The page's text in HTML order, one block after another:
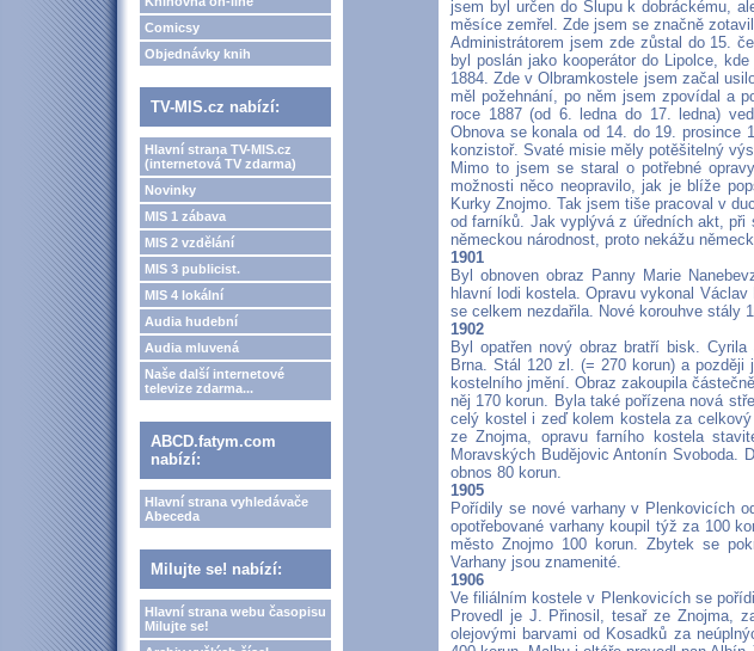
Comicsy
Objednávky knih
TV-MIS.cz nabízí:
Hlavní strana TV-MIS.cz
(internetová TV zdarma)
Novinky
MIS 1 zábava
MIS 2 vzdělání
MIS 3 publicist.
MIS 4 lokální
Audia hudební
Audia mluvená
Naše další internetové
televize zdarma...
ABCD.fatym.com
nabízí:
Hlavní strana vyhledávače
Abeceda
Milujte se! nabízí:
Hlavní strana webu časopisu
Milujte se!
jsem byl určen do Slupu k dobráckému,
měsíce zemřel. Zde jsem se značně
Administrátorem jsem zde zůstal do 15.
byl poslán jako kooperátor do Lipolce,
1884. Zde v Olbramkostele jsem začal
měl požehnání, po něm jsem zpovídal a
roce 1887 (od 6. ledna do 17. ledna)
Obnova se konala od 14. do 19. prosince
konzistoř. Svaté misie měly potěšitelný
Mimo to jsem se staral o potřebné
možnosti něco neopravilo, jak je blíže
Kurky Znojmo. Tak jsem tiše pracoval v
od farníků. Jak vyplývá z úředních akt, při
německou národnost, proto nekážu
1901
Byl obnoven obraz Panny Marie
hlavní lodi kostela. Opravu vykonal
se celkem nezdařila. Nové korouhve stály
1902
Byl opatřen nový obraz bratří bisk.
Brna. Stál 120 zl. (= 270 korun) a
kostelního jmění. Obraz zakoupila
něj 170 korun. Byla také pořízena nová
celý kostel i zeď kolem kostela za
ze Znojma, opravu farního kostela
Moravských Budějovic Antonín Svoboda.
obnos 80 korun.
1905
Pořídily se nové varhany v Plenkovicích
opotřebované varhany koupil týž za 100
město Znojmo 100 korun. Zbytek se
Varhany jsou znamenité.
1906
Ve filiálním kostele v Plenkovicích se
Provedl je J. Přinosil, tesař ze Znojma,
olejovými barvami od Kosadků za